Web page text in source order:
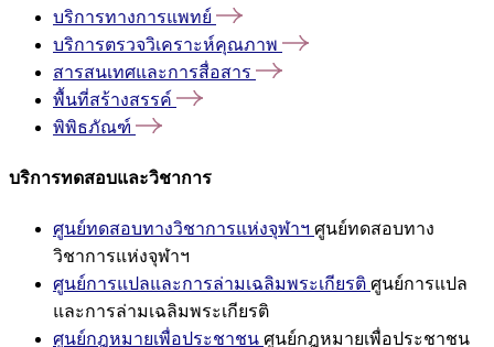
บริการทางการแพทย์
บริการตรวจวิเคราะห์คุณภาพ
สารสนเทศและการสื่อสาร
พื้นที่สร้างสรรค์
พิพิธภัณฑ์
บริการทดสอบและวิชาการ
ศูนย์ทดสอบทางวิชาการแห่งจุฬาฯ ศูนย์ทดสอบทาง
วิชาการแห่งจุฬาฯ
ศูนย์การแปลและการล่ามเฉลิมพระเกียรติ ศูนย์การแปล
และการล่ามเฉลิมพระเกียรติ
ศูนย์กฎหมายเพื่อประชาชน ศูนย์กฎหมายเพื่อประชาชน